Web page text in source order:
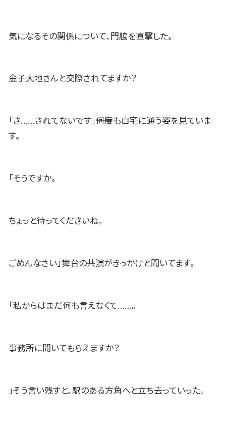
気になるその関係について、門脇を直撃した。
――金子大地さんと交際されてますか？
「さ……されてないです」――何度も自宅に通う姿を見ていま
す。
「そうですか。
ちょっと待ってくださいね。
ごめんなさい」――舞台の共演がきっかけと聞いてます。
「私からはまだ何も言えなくて……。
事務所に聞いてもらえますか？
」そう言い残すと、駅のある方角へと立ち去っていった。